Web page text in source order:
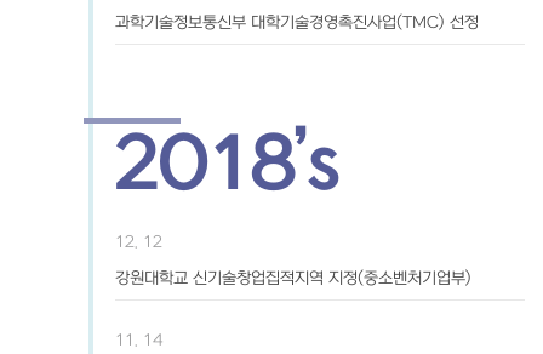
과학기술정보통신부 대학기술경영촉진사업(TMC) 선정
2018’s
12. 12
강원대학교 신기술창업집적지역 지정(중소벤처기업부)
11. 14